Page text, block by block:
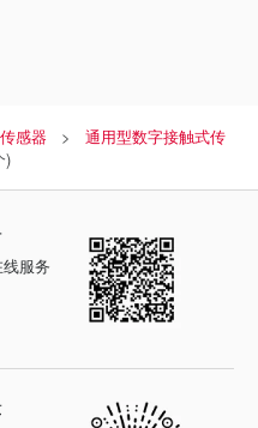
感器
通用型数字接触式传
)
服务